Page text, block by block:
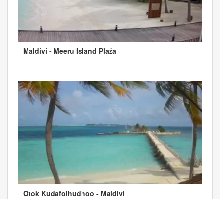
Maldivi - Meeru Island Plaža
Otok Kudafolhudhoo - Maldivi